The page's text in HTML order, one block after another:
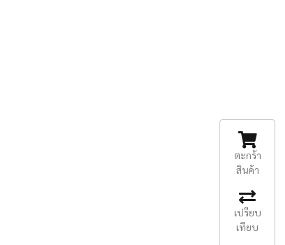
ตะกร้า
สินค้า
เปรียบ
เทียบ